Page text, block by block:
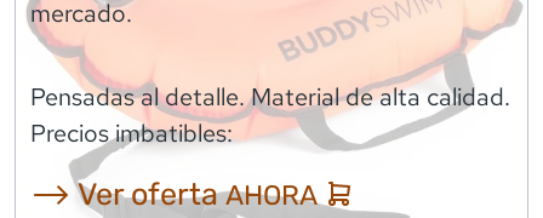
mercado.
Pensadas al detalle. Material de alta calidad.
Precios imbatibles:
⟶ Ver ofertaAHORA